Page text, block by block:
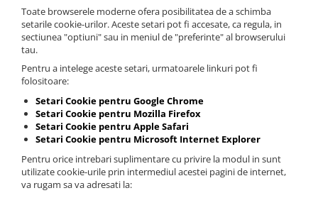
Toate browserele moderne ofera posibilitatea de a schimba
setarile cookie-urilor. Aceste setari pot fi accesate, ca regula, in
sectiunea "optiuni" sau in meniul de "preferinte" al browserului
tau.
Pentru a intelege aceste setari, urmatoarele linkuri pot fi
folositoare:
Setari Cookie pentru Google Chrome
Setari Cookie pentru Mozilla Firefox
Setari Cookie pentru Apple Safari
Setari Cookie pentru Microsoft Internet Explorer
Pentru orice intrebari suplimentare cu privire la modul in sunt
utilizate cookie-urile prin intermediul acestei pagini de internet,
va rugam sa va adresati la: